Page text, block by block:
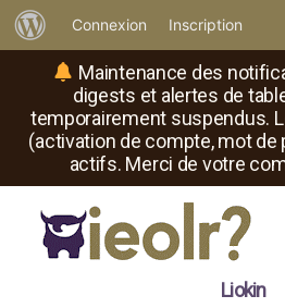
Maintenance des
digests et alertes de
temporairement suspendus.
(activation de compte, mot
actifs. Merci de votre
propos
de
WordPress
Connexion Inscription
Liokin